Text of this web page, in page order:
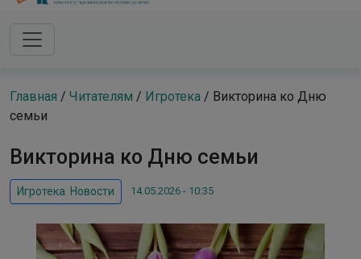
Главная / Читателям / Игротека / Викторина ко Дню
семьи
Викторина ко Дню семьи
Игротека Новости 14.05.2026 - 10:35